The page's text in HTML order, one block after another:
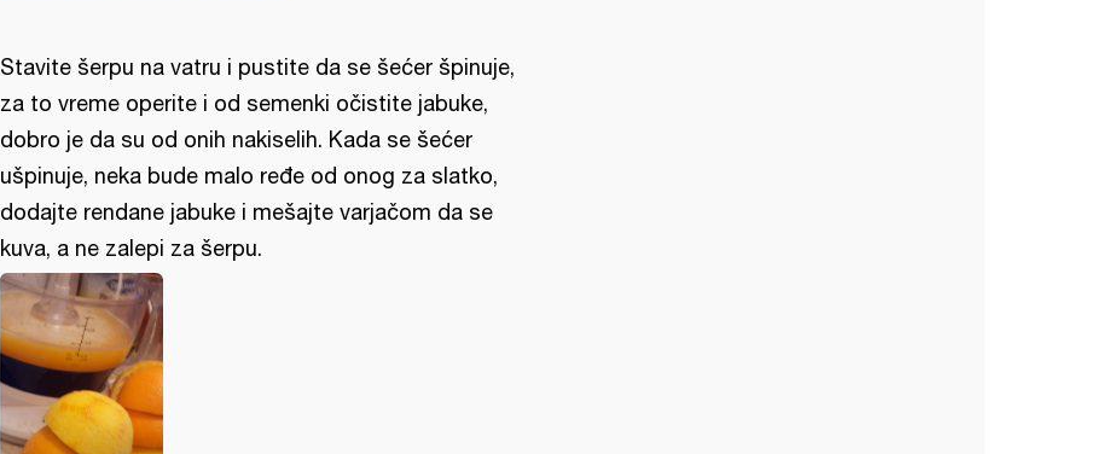
Stavite šerpu na vatru i pustite da se šećer špinuje,
za to vreme operite i od semenki očistite jabuke,
dobro je da su od onih nakiselih. Kada se šećer
ušpinuje, neka bude malo ređe od onog za slatko,
dodajte rendane jabuke i mešajte varjačom da se
kuva, a ne zalepi za šerpu.